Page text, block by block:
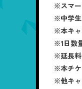
※スマー
※中学生
※本キャ
※1日数
※延長料
※本チケ
※他キャ